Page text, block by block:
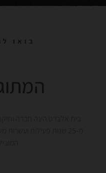
בואו